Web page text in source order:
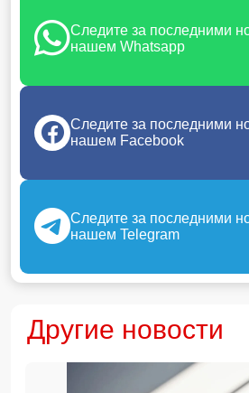
Следите за последними
нашем Whatsapp
Следите за последними
нашем Facebook
Следите за последними
нашем Telegram
Другие новости